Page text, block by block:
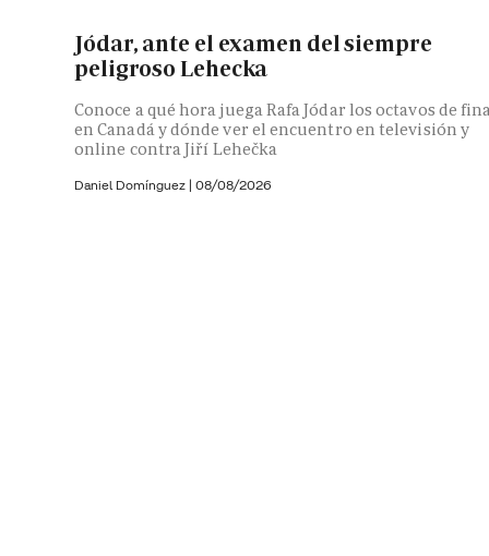
Jódar, ante el examen del siempre
peligroso Lehecka
Conoce a qué hora juega Rafa Jódar los octavos de
en Canadá y dónde ver el encuentro en televisión y
online contra Jiří Lehečka
Daniel Domínguez | 08/08/2026